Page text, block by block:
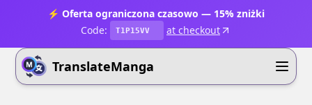
⚡ Oferta ograniczona czasowo — 15% zniżki
Code:
T1P15VV at checkout
TranslateManga